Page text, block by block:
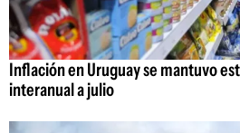
Inflación en Uruguay se mantuvo
interanual a julio